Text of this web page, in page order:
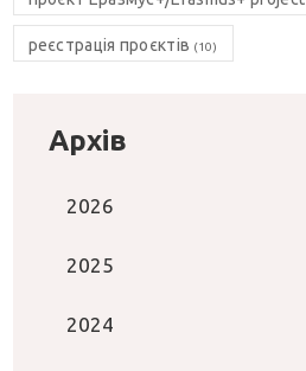
реєстрація проєктів (10)
Архів
2026
2025
2024